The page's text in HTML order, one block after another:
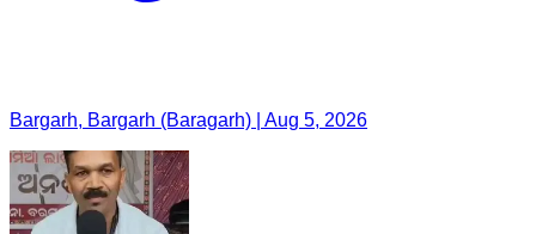
Bargarh, Bargarh (Baragarh) | Aug 5, 2026